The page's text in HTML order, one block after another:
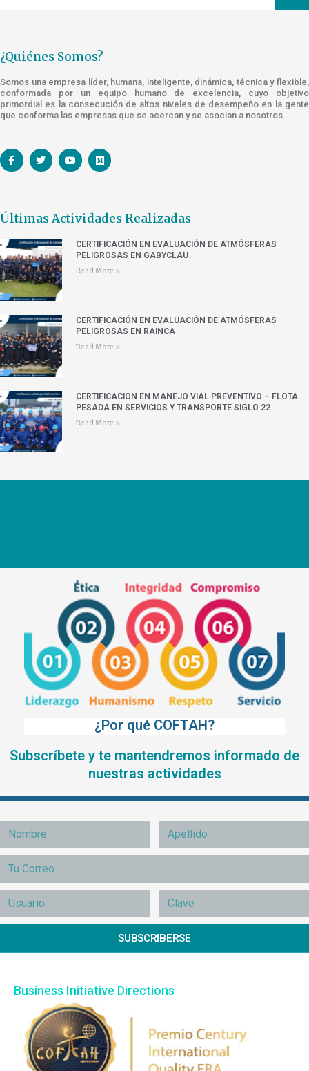
¿Quiénes Somos?
Somos una empresa líder, humana, inteligente, dinámica, técnica y flexible,
conformada por un equipo humano de excelencia, cuyo objetivo
primordial es la consecución de altos niveles de desempeño en la gente
que conforma las empresas que se acercan y se asocian a nosotros.
Últimas Actividades Realizadas
CERTIFICACIÓN EN EVALUACIÓN DE ATMÓSFERAS
PELIGROSAS EN GABYCLAU
Read More »
CERTIFICACIÓN EN EVALUACIÓN DE ATMÓSFERAS
PELIGROSAS EN RAINCA
Read More »
CERTIFICACIÓN EN MANEJO VIAL PREVENTIVO – FLOTA
PESADA EN SERVICIOS Y TRANSPORTE SIGLO 22
Read More »
¿Por qué COFTAH?
Subscríbete y te mantendremos informado de
nuestras actividades
SUBSCRIBERSE
Business Initiative Directions